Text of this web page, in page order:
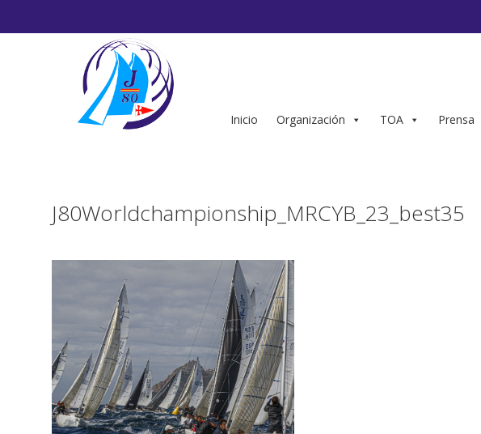
Inicio Organización TOA Prensa
J80Worldchampionship_MRCYB_23_best35